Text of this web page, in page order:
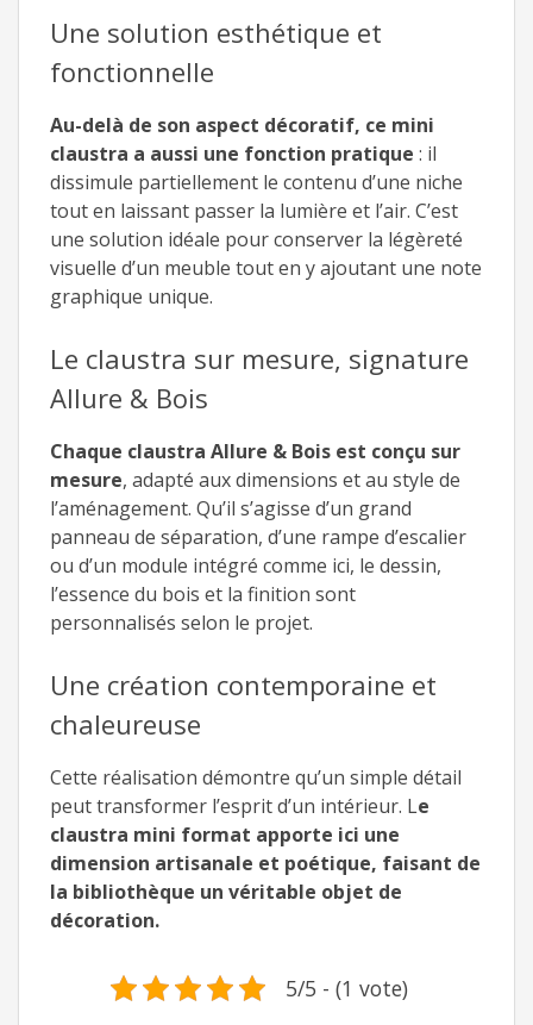
Une solution esthétique et
fonctionnelle
Au-delà de son aspect décoratif, ce mini
claustra a aussi une fonction pratique : il
dissimule partiellement le contenu d’une niche
tout en laissant passer la lumière et l’air. C’est
une solution idéale pour conserver la légèreté
visuelle d’un meuble tout en y ajoutant une note
graphique unique.
Le claustra sur mesure, signature
Allure & Bois
Chaque claustra Allure & Bois est conçu sur
mesure, adapté aux dimensions et au style de
l’aménagement. Qu’il s’agisse d’un grand
panneau de séparation, d’une rampe d’escalier
ou d’un module intégré comme ici, le dessin,
l’essence du bois et la finition sont
personnalisés selon le projet.
Une création contemporaine et
chaleureuse
Cette réalisation démontre qu’un simple détail
peut transformer l’esprit d’un intérieur. Le
claustra mini format apporte ici une
dimension artisanale et poétique, faisant de
la bibliothèque un véritable objet de
décoration.
5/5 - (1 vote)